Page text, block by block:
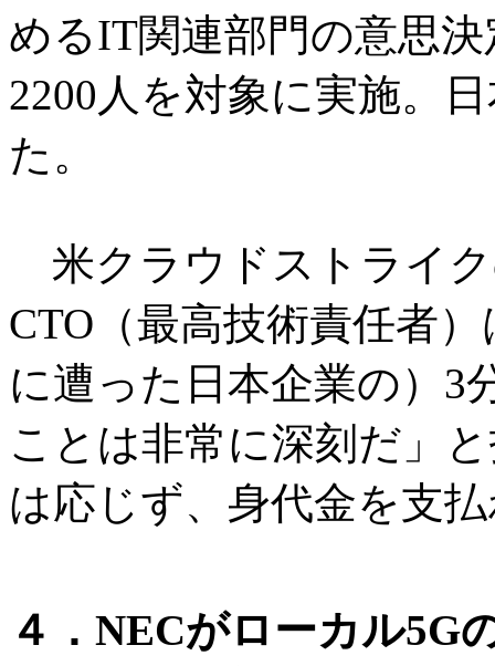
めるIT関連部門の意思
2200人を対象に実施。
た。
米クラウドストライ
CTO（最高技術責任者
に遭った日本企業の）3
ことは非常に深刻だ」
は応じず、身代金を支
４．NECがローカル5G